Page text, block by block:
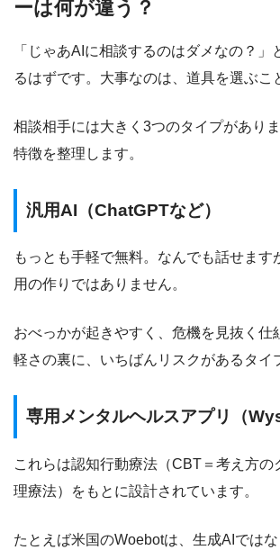
ーは何が違う？
「じゃあAIに相談するのはダメなの？」
るはずです。大事なのは、道具を選ぶこ
相談相手には大きく3つのタイプがあり
特徴を整理します。
汎用AI（ChatGPTなど）
もっとも手軽で無料。なんでも話せます
用の作りではありません。
おべっかが起きやすく、危機を見抜く仕
軽さの裏に、いちばんリスクがあるタイ
専用メンタルヘルスアプリ（
これらは認知行動療法（CBT＝考え方の
理療法）をもとに設計されています。
たとえば米国のWoebotは、生成AIでは